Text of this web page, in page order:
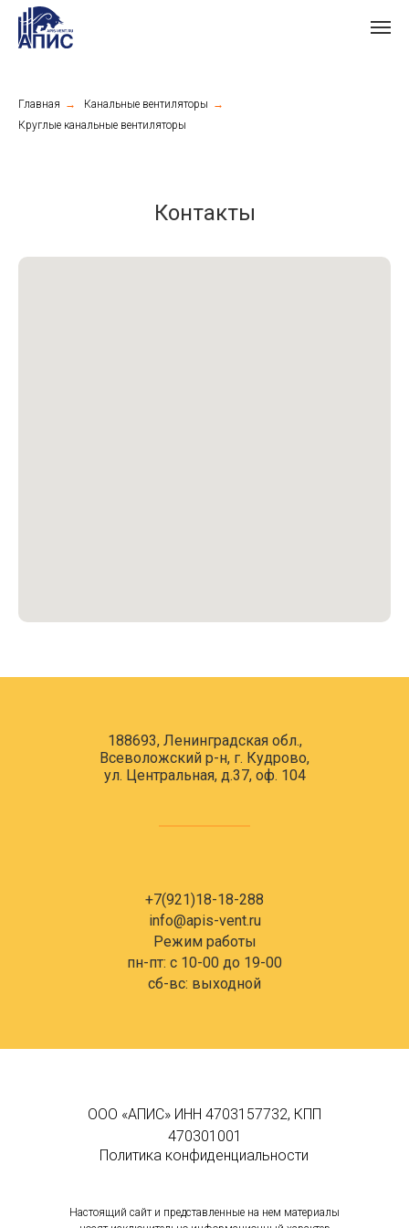
Главная → Канальные вентиляторы →
Круглые канальные вентиляторы
Контакты
188693, Ленинградская обл.,
Всеволожский р-н, г. Кудрово,
ул. Центральная, д.37, оф. 104
+7(921)18-18-288
info@apis-vent.ru
Режим работы
пн-пт: c 10-00 до 19-00
сб-вс: выходной
ООО «АПИС» ИНН 4703157732, КПП
470301001
Политика конфиденциальности
Настоящий сайт и представленные на нем материалы